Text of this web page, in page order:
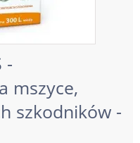
-
mszyce,
szkodników -